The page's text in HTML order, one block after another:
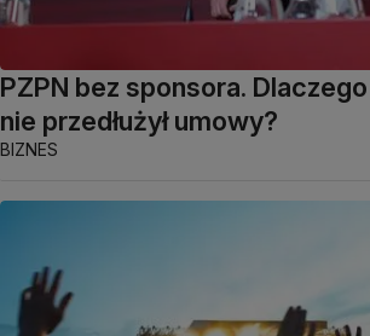
PZPN bez sponsora.
nie przedłużył umowy?
BIZNES